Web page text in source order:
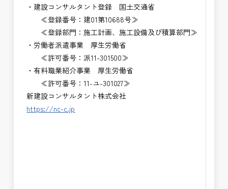
・建設コンサルタント登録 国土交通省
≪登録番号：建01第10688号≫
≪登録部門：施工計画、施工設備及び積算部門≫
・労働者派遣事業 厚生労働省
≪許可番号：派11-301500≫
・有料職業紹介事業 厚生労働省
≪許可番号：11-ユ-301027≫
新建設コンサルタント株式会社
https://nc-c.jp